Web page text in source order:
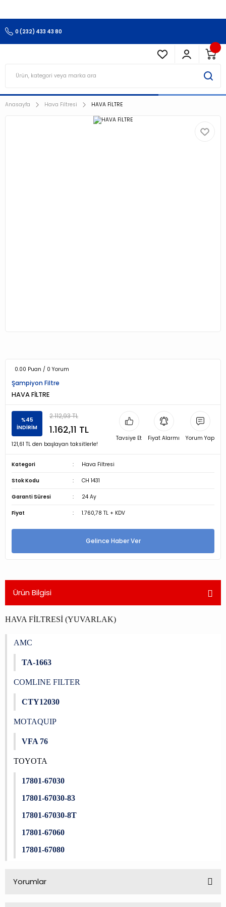
0 (232) 433 43 80
Anasayfa Hava Filtresi HAVA FİLTRE
0.00 Puan / 0 Yorum
Şampiyon Filtre
HAVA FİLTRE
%45
İNDİRİM
2.112,93 TL
1.162,11 TL
121,61 TL den başlayan taksitlerle!
Tavsiye Et Fiyat Alarmı Yorum Yap
Kategori Hava Filtresi
Stok Kodu CH 1431
Garanti Süresi 24 Ay
Fiyat 1.760,78 TL + KDV
Gelince Haber Ver
Ürün Bilgisi
HAVA FİLTRESİ (YUVARLAK)
AMC
TA-1663
COMLINE FILTER
CTY12030
MOTAQUIP
VFA 76
TOYOTA
17801-67030
17801-67030-83
17801-67030-8T
17801-67060
17801-67080
Yorumlar